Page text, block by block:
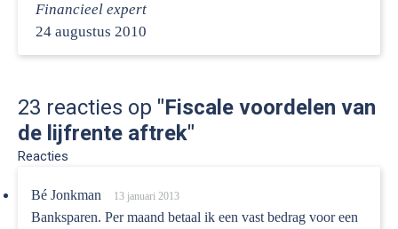
Financieel expert
24 augustus 2010
23 reacties op "Fiscale voordelen van
de lijfrente aftrek"
Reacties
Bé Jonkman 13 januari 2013
Banksparen. Per maand betaal ik een vast bedrag voor een